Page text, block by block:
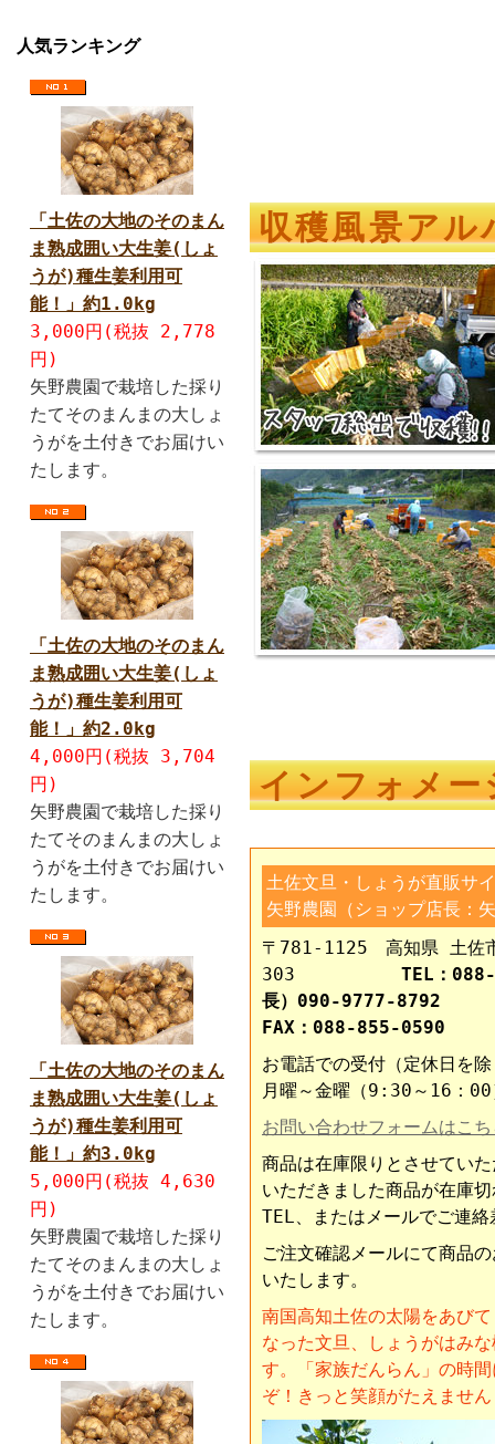
人気ランキング
「土佐の大地のそのまん
ま熟成囲い大生姜(しょ
うが)種生姜利用可
能！」約1.0kg
3,000円(税抜 2,778
円)
矢野農園で栽培した採り
たてそのまんまの大しょ
うがを土付きでお届けい
たします。
「土佐の大地のそのまん
ま熟成囲い大生姜(しょ
うが)種生姜利用可
能！」約2.0kg
4,000円(税抜 3,704
円)
矢野農園で栽培した採り
たてそのまんまの大しょ
うがを土付きでお届けい
たします。
「土佐の大地のそのまん
ま熟成囲い大生姜(しょ
うが)種生姜利用可
能！」約3.0kg
5,000円(税抜 4,630
円)
矢野農園で栽培した採り
たてそのまんまの大しょ
うがを土付きでお届けい
たします。
収穫風景アル
インフォメー
土佐文旦・しょうが直販サ
矢野農園（ショップ店長：
〒781-1125 高知県 土佐
303 TEL：
長）090-9777-8792
FAX：088-855-0590
お電話での受付（定休日を
月曜～金曜（9:30～16：00
お問い合わせフォームはこ
商品は在庫限りとさせてい
いただきました商品が在庫
TEL、またはメールでご連
ご注文確認メールにて商品
いたします。
南国高知土佐の太陽をあび
なった文旦、しょうがはみ
す。「家族だんらん」の時
ぞ！きっと笑顔がたえませ